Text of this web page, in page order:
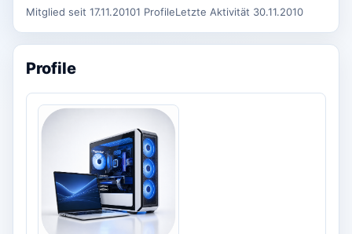
Mitglied seit 17.11.20101 ProfileLetzte Aktivität 30.11.2010
Profile